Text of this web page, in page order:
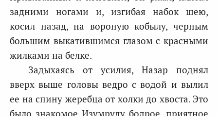
задними ногами и, изгибая набок шею,
косил назад, на вороную кобылу, черным
большим выкатившимся глазом с красными
жилками на белке.
Задыхаясь от усилия, Назар поднял
вверх выше головы ведро с водой и вылил
ее на спину жеребца от холки до хвоста. Это
было знакомое Изумруду бодрое, приятное